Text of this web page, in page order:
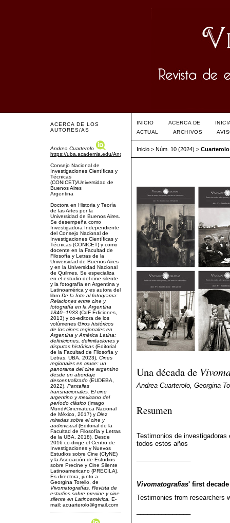
ACERCA DE LOS
AUTORES/AS
Andrea Cuarterolo
https://uba.academia.edu/AndreaCuarterolo
Consejo Nacional de
Investigaciones Científicas y
Técnicas
(CONICET)/Universidad de
Buenos Aires
Argentina
Doctora en Historia y Teoría
de las Artes por la
Universidad de Buenos Aires.
Se desempeña como
Investigadora Independiente
del Consejo Nacional de
Investigaciones Científicas y
Técnicas (CONICET) y como
docente en la Facultad de
Filosofía y Letras de la
Universidad de Buenos Aires
y en la Universidad Nacional
de Quilmes. Se especializa
en el estudio del cine silente
y la fotografía en Argentina y
Latinoamérica y es autora del
libro De la foto al fotograma:
Relaciones entre cine y
fotografía en la Argentina
1840–1933 (CdF Ediciones,
2013) y co-editora de los
volúmenes Giros históricos
de los cines regionales en
Argentina y América Latina:
definiciones, delimitaciones y
disputas históricas (Editorial
de la Facultad de Filosofía y
Letras, UBA, 2023), Cines
regionales en cruce: un
panorama del cine argentino
desde un abordaje
descentralizado (EUDEBA,
2022), Pantallas
transnacionales. El cine
argentino y mexicano del
período clásico (Imago
Mundi/Cinemateca Nacional
de México, 2017) y Diez
miradas sobre el cine y
audiovisual(Editorial de la
Facultad de Filosofía y Letras
de la UBA, 2018). Desde
2016 co-dirige el Centro de
Investigaciones y Nuevos
Estudios sobre Cine (CIyNE)
y la Asociación de Estudios
sobre Precine y Cine Silente
Latinoamericano (PRECILA).
Es directora, junto a
Georgina Torello, de
Vivomatografías. Revista de
estudios sobre precine y cine
silente en Latinoamérica.
E-
mail: acuarterolo@gmail.com
INICIO ACERCA DE
ACTUAL
ARCHIVOS
Inicio> Núm. 10 (2024) > Cuarterolo
Una década de
Andrea Cuarterolo, Georgina
Resumen
Testimonios de investigadoras
todos estos años
Vivomatografias' first decade
Testimonies from researchers